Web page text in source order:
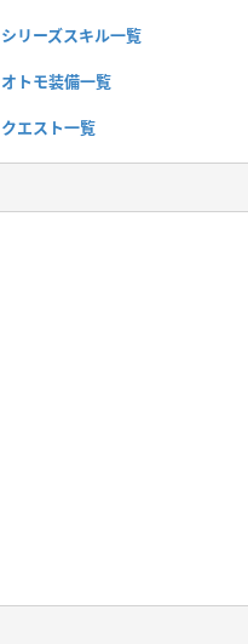
シリーズスキル一覧
オトモ装備一覧
クエスト一覧